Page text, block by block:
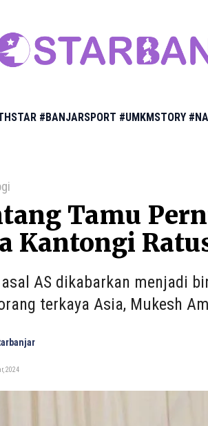
#BANJARSPORT #UMKMSTORY
Tamu
Kantongi
asal AS dikabarkan menjadi
terkaya Asia, Mukesh
2024